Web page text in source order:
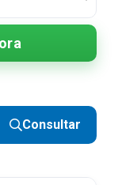
Consultar